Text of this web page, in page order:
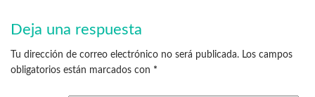
Deja una respuesta
Tu dirección de correo electrónico no será publicada. Los campos
obligatorios están marcados con *